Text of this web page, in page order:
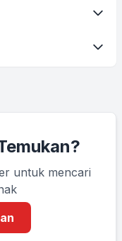
untuk mencari